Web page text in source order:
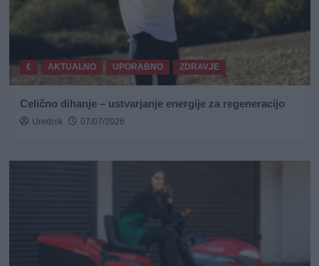
€ AKTUALNO UPORABNO ZDRAVJE
Celično dihanje – ustvarjanje energije za regeneracijo
Urednik 07/07/2026